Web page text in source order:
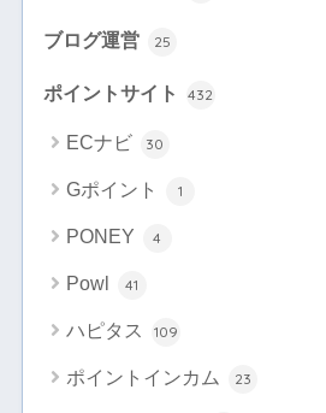
ブログ運営 25
ポイントサイト 432
ECナビ 30
Gポイント 1
PONEY 4
Powl 41
ハピタス 109
ポイントインカム 23